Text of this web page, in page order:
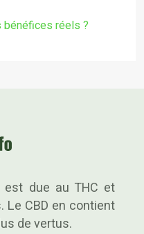
bénéfices réels ?
est due au THC et
CBD en contient
de vertus.